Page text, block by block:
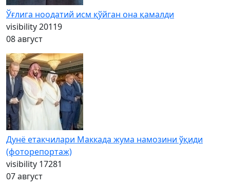
Ўғлига ноодатий исм қўйган она қамалди
visibility20119
08 август
Дунё етакчилари Маккада жума намозини ўқиди
(фоторепортаж)
visibility 17281
07 август